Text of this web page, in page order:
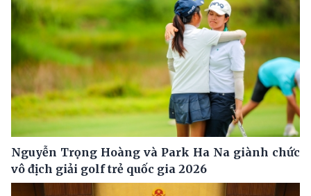
Nguyễn Trọng Hoàng và Park Ha Na giành chức
vô địch giải golf trẻ quốc gia 2026